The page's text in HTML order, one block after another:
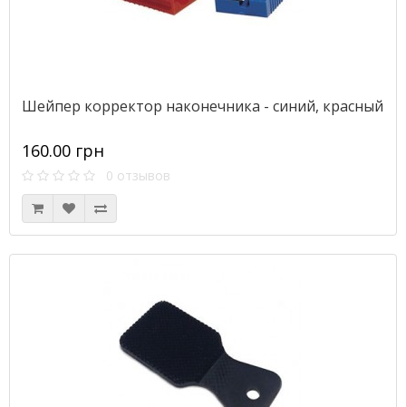
Шейпер корректор наконечника - синий, красный
160.00 грн
0 отзывов